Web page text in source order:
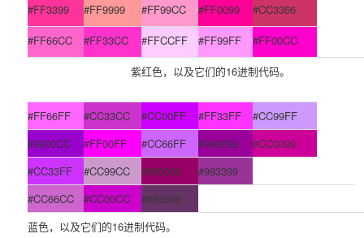
#FF3399
#FF9999 #FF99CC #FF0099
#CC3366
#FF66CC
#FF33CC #FFCCFF #FF99FF
#FF00CC
紫红色，以及它们的16进制代码。
#FF66FF #CC33CC #CC00FF #FF33FF
#CC99FF
#9900CC
#FF00FF #CC66FF #990099
#CC0099
#CC33FF
#CC99CC #990066
#993399
#CC66CC
#CC00CC
#663366
蓝色，以及它们的16进制代码。